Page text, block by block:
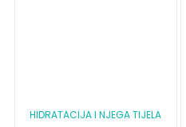
HIDRATACIJA I NJEGA TIJELA